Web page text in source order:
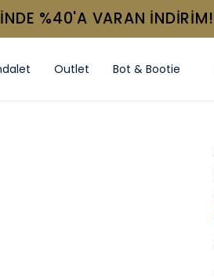
%40'A VARAN İNDİRİM!
Outlet Bot & Bootie